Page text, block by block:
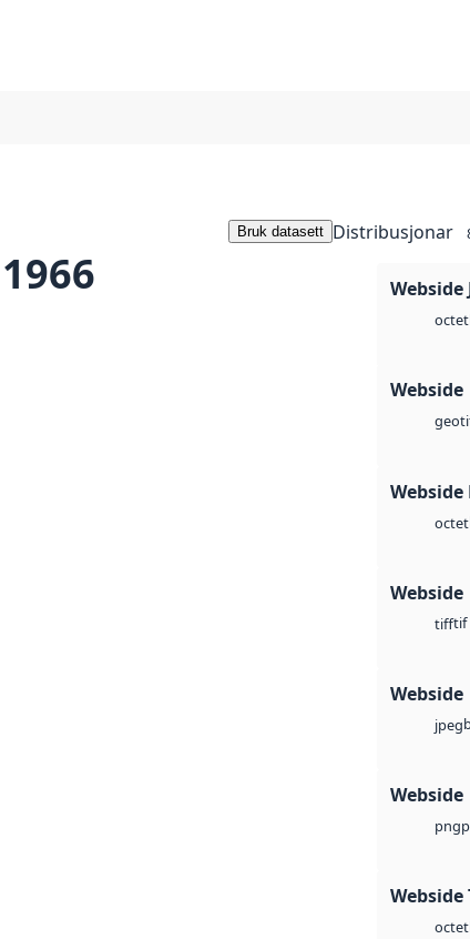
Bruk datasett Distribusjonar
Webside
octet
Webside
Webside
octet
Webside
tifftif
Webside
jpeg
Webside
png
Webside
octet